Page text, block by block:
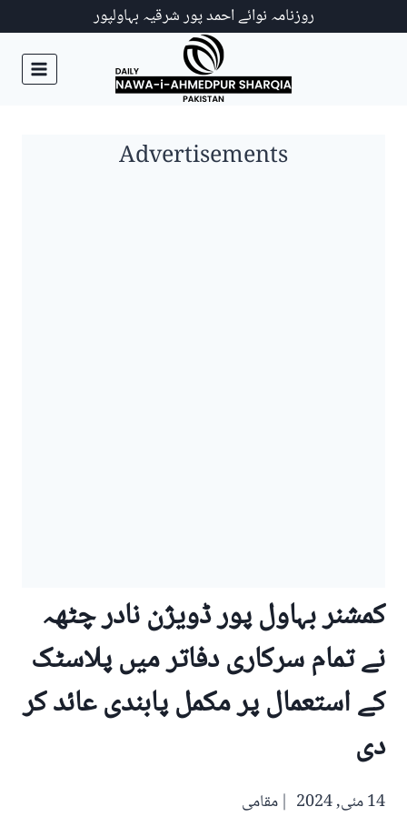
روزنامہ نوائے احمد پور شرقیہ بہاولپور
Advertisements
کمشنر بہاول پور ڈویژن نادر چٹھہ
نے تمام سرکاری دفاتر میں پلاسٹک
کے استعمال پر مکمل پابندی عائد کر
دی
14 مئی, 2024 مقامی